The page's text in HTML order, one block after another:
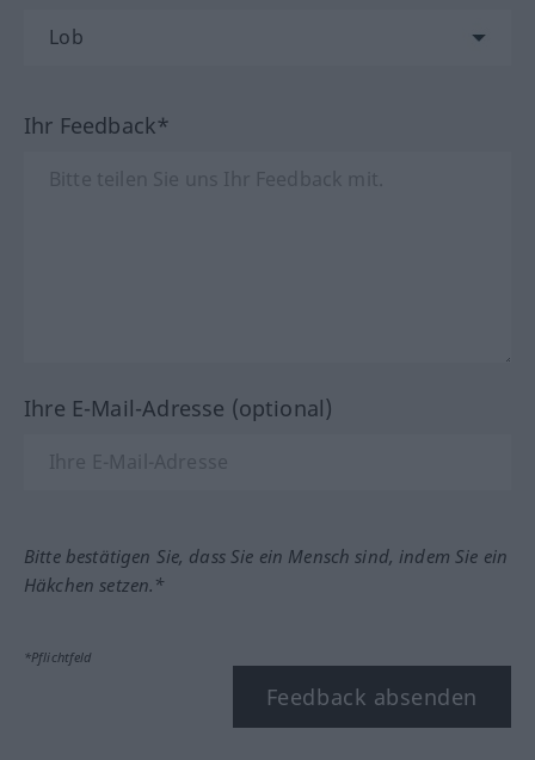
Ihr Feedback*
Ihre E-Mail-Adresse (optional)
Bitte bestätigen Sie, dass Sie ein Mensch sind, indem Sie ein
Häkchen setzen.*
*Pflichtfeld
Feedback absenden